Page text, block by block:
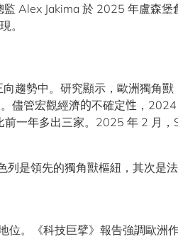
Alex Jakima 於 2025 年盧森
。
趨勢中。研究顯示，歐洲獨角獸
儘管宏觀經濟的不確定性 ，
一年多出三家。2025 年 2 月，
是領先的獨角獸樞紐，其次是法
位。《科技巨擘》報告強調歐洲